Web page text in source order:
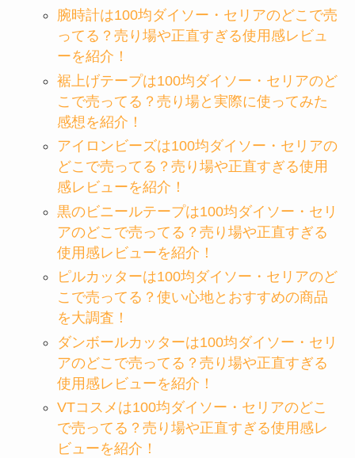
腕時計は100均ダイソー・セリアのどこで売
ってる？売り場や正直すぎる使用感レビュ
ーを紹介！
裾上げテープは100均ダイソー・セリアのど
こで売ってる？売り場と実際に使ってみた
感想を紹介！
アイロンビーズは100均ダイソー・セリアの
どこで売ってる？売り場や正直すぎる使用
感レビューを紹介！
黒のビニールテープは100均ダイソー・セリ
アのどこで売ってる？売り場や正直すぎる
使用感レビューを紹介！
ピルカッターは100均ダイソー・セリアのど
こで売ってる？使い心地とおすすめの商品
を大調査！
ダンボールカッターは100均ダイソー・セリ
アのどこで売ってる？売り場や正直すぎる
使用感レビューを紹介！
VTコスメは100均ダイソー・セリアのどこ
で売ってる？売り場や正直すぎる使用感レ
ビューを紹介！